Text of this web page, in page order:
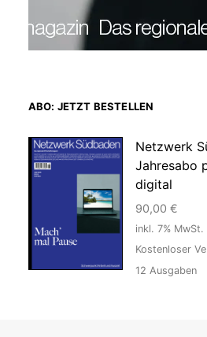
ABO: JETZT BESTELLEN
Netzwerk
Jahresabo
digital
90,00 €
inkl. 7% MwSt.
Kostenloser
12 Ausgaben